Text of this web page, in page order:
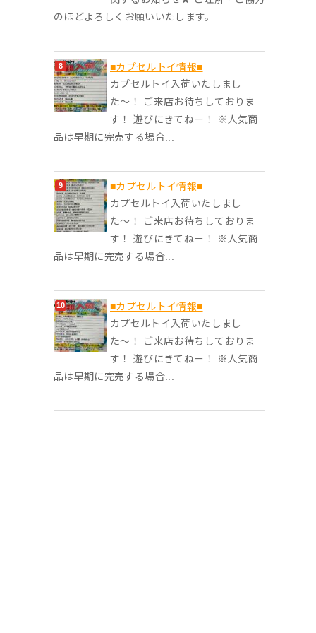
のほどよろしくお願いいたします。
■カプセルトイ情報■
カプセルトイ入荷いたしまし
た〜！ ご来店お待ちしておりま
す！ 遊びにきてねー！ ※人気商
品は早期に完売する場合...
■カプセルトイ情報■
カプセルトイ入荷いたしまし
た〜！ ご来店お待ちしておりま
す！ 遊びにきてねー！ ※人気商
品は早期に完売する場合...
■カプセルトイ情報■
カプセルトイ入荷いたしまし
た〜！ ご来店お待ちしておりま
す！ 遊びにきてねー！ ※人気商
品は早期に完売する場合...